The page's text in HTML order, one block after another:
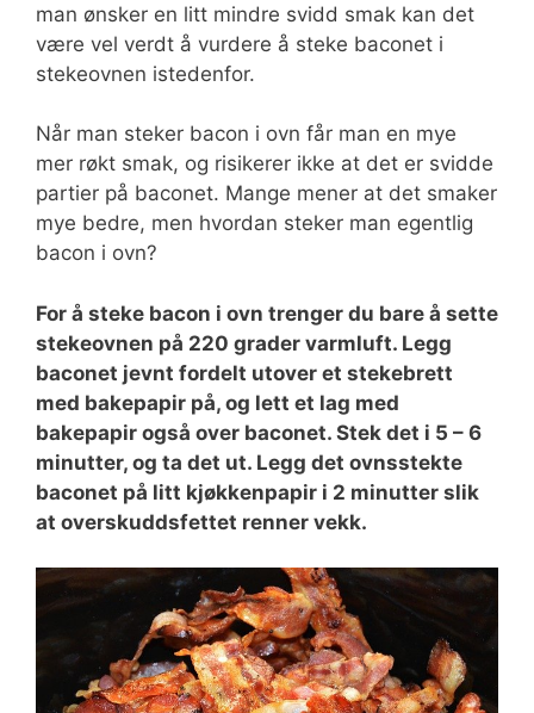
man ønsker en litt mindre svidd smak kan det
være vel verdt å vurdere å steke baconet i
stekeovnen istedenfor.
Når man steker bacon i ovn får man en mye
mer røkt smak, og risikerer ikke at det er svidde
partier på baconet. Mange mener at det smaker
mye bedre, men hvordan steker man egentlig
bacon i ovn?
For å steke bacon i ovn trenger du bare å sette
stekeovnen på 220 grader varmluft. Legg
baconet jevnt fordelt utover et stekebrett
med bakepapir på, og lett et lag med
bakepapir også over baconet. Stek det i 5 – 6
minutter, og ta det ut. Legg det ovnsstekte
baconet på litt kjøkkenpapir i 2 minutter slik
at overskuddsfettet renner vekk.